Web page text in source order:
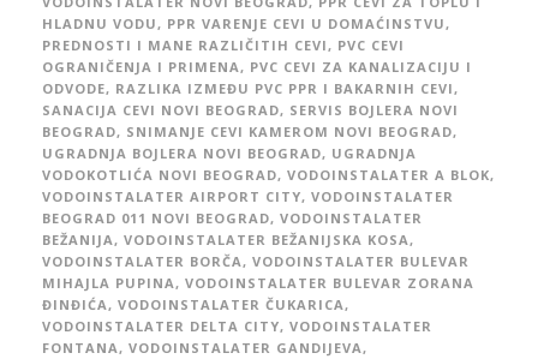
HLADNU VODU, PPR VARENJE CEVI U DOMAĆINSTVU,
PREDNOSTI I MANE RAZLIČITIH CEVI, PVC CEVI
OGRANIČENJA I PRIMENA, PVC CEVI ZA KANALIZACIJU I
ODVODE, RAZLIKA IZMEĐU PVC PPR I BAKARNIH CEVI,
SANACIJA CEVI NOVI BEOGRAD, SERVIS BOJLERA NOVI
BEOGRAD, SNIMANJE CEVI KAMEROM NOVI BEOGRAD,
UGRADNJA BOJLERA NOVI BEOGRAD, UGRADNJA
VODOKOTLIĆA NOVI BEOGRAD, VODOINSTALATER A BLOK,
VODOINSTALATER AIRPORT CITY, VODOINSTALATER
BEOGRAD 011 NOVI BEOGRAD, VODOINSTALATER
BEŽANIJA, VODOINSTALATER BEŽANIJSKA KOSA,
VODOINSTALATER BORČA, VODOINSTALATER BULEVAR
MIHAJLA PUPINA, VODOINSTALATER BULEVAR ZORANA
ĐINĐIĆA, VODOINSTALATER ČUKARICA,
VODOINSTALATER DELTA CITY, VODOINSTALATER
FONTANA, VODOINSTALATER GANDIJEVA,